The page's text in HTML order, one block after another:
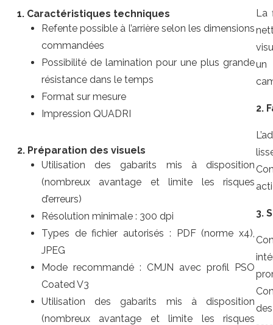
1. Caractéristiques techniques
Refente possible à l’arrière selon les dimensions
commandées
Possibilité de lamination pour une plus grande
résistance dans le temps
Format sur mesure
Impression QUADRI
2. Préparation des visuels
Utilisation des gabarits mis à disposition
(nombreux avantage et limite les risques
d’erreurs)
Résolution minimale : 300 dpi
Types de fichier autorisés : PDF (norme x4),
JPEG
Mode recommandé : CMJN avec profil PSO
Coated V3
Utilisation des gabarits mis à disposition
(nombreux avantage et limite les risques
La
un
2.
3.